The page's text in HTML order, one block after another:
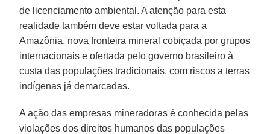
de licenciamento ambiental. A atenção para esta
realidade também deve estar voltada para a
Amazônia, nova fronteira mineral cobiçada por grupos
internacionais e ofertada pelo governo brasileiro à
custa das populações tradicionais, com riscos a terras
indígenas já demarcadas.
A ação das empresas mineradoras é conhecida pelas
violações dos direitos humanos das populações